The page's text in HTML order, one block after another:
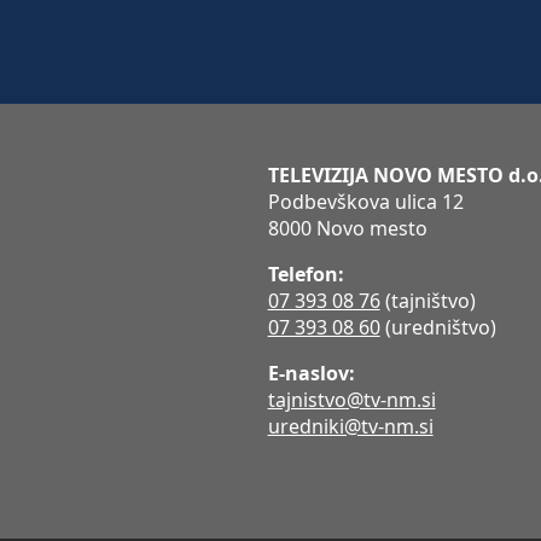
TELEVIZIJA NOVO MESTO
Podbevškova ulica 12
8000 Novo mesto
Telefon:
07 393 08 76(tajništvo)
07 393 08 60(uredništvo)
E-naslov:
tajnistvo@tv-nm.si
uredniki@tv-nm.si